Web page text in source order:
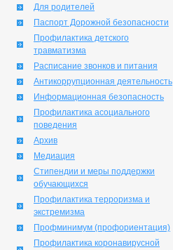
Для родителей
Паспорт Дорожной безопасности
Профилактика детского
травматизма
Расписание звонков и питания
Антикоррупционная деятельность
Информационная безопасность
Профилактика асоциального
поведения
Архив
Медиация
Стипендии и меры поддержки
обучающихся
Профилактика терроризма и
экстремизма
Профминимум (профориентация)
Профилактика коронавирусной